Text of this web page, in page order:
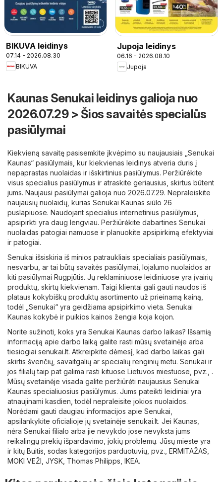
BIKUVA leidinys
07.14 - 2026.08.30
BIKUVA
Jupoja leidinys
06.16 - 2026.08.10
Jupoja
Kaunas Senukai leidinys galioja nuo
2026.07.29 > Šios savaitės specialūs
pasiūlymai
Kiekvieną savaitę pasisemkite įkvėpimo su naujausiais „Senukai
Kaunas“ pasiūlymais, kur kiekvienas leidinys atveria duris į
nepaprastas nuolaidas ir išskirtinius pasiūlymus. Peržiūrėkite
visus specialius pasiūlymus ir atraskite geriausius, skirtus būtent
jums. Naujausi pasiūlymai galioja nuo 2026.07.29. Nepraleiskite
naujausių nuolaidų, kurias Senukai Kaunas siūlo 26
puslapiuose. Naudojant specialius internetinius pasiūlymus,
apsipirkti yra daug lengviau. Peržiūrėkite dabartines Senukai
nuolaidas patogiai namuose ir planuokite apsipirkimą efektyviai
ir patogiai.
Senukai išsiskiria iš minios patraukliais specialiais pasiūlymais,
nesvarbu, ar tai būtų savaitės pasiūlymai, lojalumo nuolaidos ar
kiti pasiūlymai Rugpjūtis. Jų reklaminiuose leidiniuose yra įvairių
produktų, skirtų kiekvienam. Taigi klientai gali gauti naudos iš
plataus kokybiškų produktų asortimento už prieinamą kainą,
todėl „Senukai“ yra geidžiama apsipirkimo vieta. Senukai
Kaunas kokybė ir puikios kainos žengia koja kojon.
Norite sužinoti, koks yra Senukai Kaunas darbo laikas? Išsamią
informaciją apie darbo laiką galite rasti mūsų svetainėje arba
tiesiogiai senukai.lt. Atkreipkite dėmesį, kad darbo laikas gali
skirtis švenčių, savaitgalių ar specialių renginių metu. Senukai ir
jos filialų taip pat galima rasti kituose Lietuvos miestuose, pvz., .
Mūsų svetainėje visada galite peržiūrėti naujausius Senukai
Kaunas specialiuosius pasiūlymus. Jums pateikti leidiniai yra
atnaujinami kasdien, todėl nepraleisite jokios nuolaidos.
Norėdami gauti daugiau informacijos apie Senukai,
apsilankykite oficialioje jų svetainėje senukai.lt. Jei Kaunas,
nėra Senukai filialo arba jie nevykdo jose nevyksta jums
reikalingų prekių išpardavimo, jokių problemų. Jūsų mieste yra
ir kitų Buitis, sodas kategorijos parduotuvių, pvz., ERMITAŽAS
MOKI VEŽI JYSK Thomas Philipps IKEA.